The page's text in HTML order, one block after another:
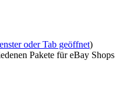
oder Tab geöffnet)
Pakete für eBay Shops